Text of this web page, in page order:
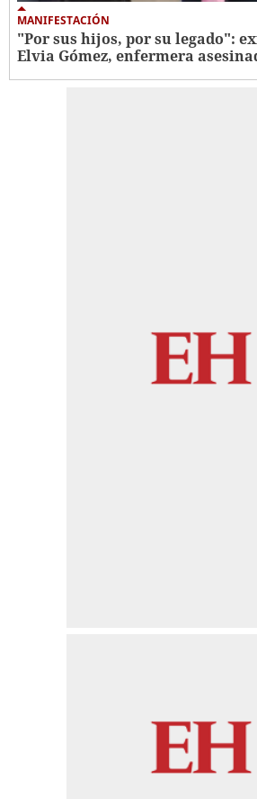
MANIFESTACIÓN
"Por sus hijos, por su legado":
Elvia Gómez, enfermera